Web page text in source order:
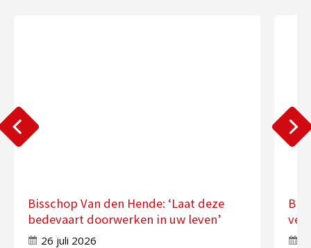
Bisschop Van den Hende: ‘Laat deze
bedevaart doorwerken in uw leven’
26 juli 2026